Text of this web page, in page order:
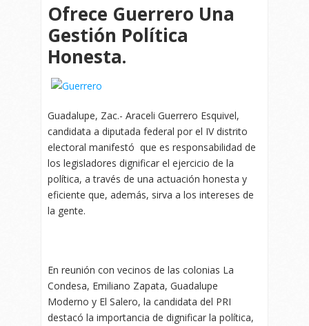
Ofrece Guerrero Una
Gestión Política
Honesta.
Guadalupe, Zac.- Araceli Guerrero Esquivel,
candidata a diputada federal por el IV distrito
electoral manifestó que es responsabilidad de
los legisladores dignificar el ejercicio de la
política, a través de una actuación honesta y
eficiente que, además, sirva a los intereses de
la gente.
En reunión con vecinos de las colonias La
Condesa, Emiliano Zapata, Guadalupe
Moderno y El Salero, la candidata del PRI
destacó la importancia de dignificar la política,